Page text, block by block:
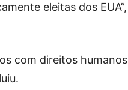
eleitas dos EUA”,
com direitos humanos